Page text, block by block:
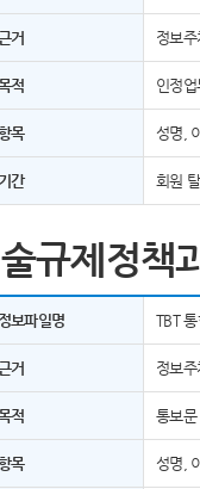
거 정보
적 인정
목 성명,
간 회원
규제정책
보파일명 TBT
거 정보
적 통보문
목 성명,